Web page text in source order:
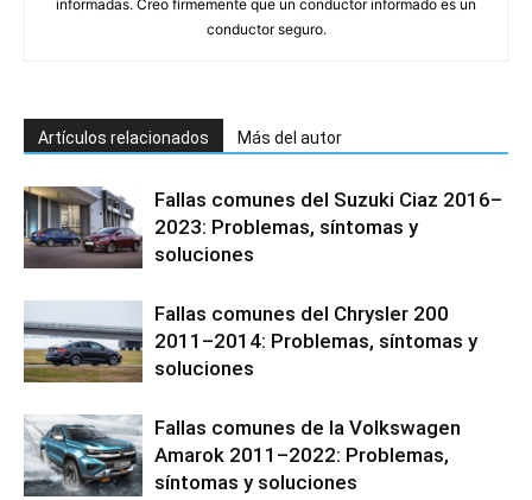
informadas. Creo firmemente que un conductor informado es un
conductor seguro.
Artículos relacionados Más del autor
Fallas comunes del Suzuki Ciaz 2016–
2023: Problemas, síntomas y
soluciones
Fallas comunes del Chrysler 200
2011–2014: Problemas, síntomas y
soluciones
Fallas comunes de la Volkswagen
Amarok 2011–2022: Problemas,
síntomas y soluciones